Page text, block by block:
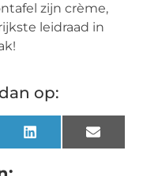
zijn crème,
leidraad in
op:
LinkedIn Email